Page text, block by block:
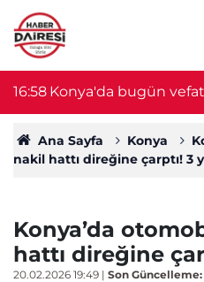
16:58 Konya'da bugün
2026
Ana Sayfa Konya
nakil hattı direğine çarptı! 3
Konya’da
hattı direğine
20.02.2026 19:49 | Son Güncelleme: